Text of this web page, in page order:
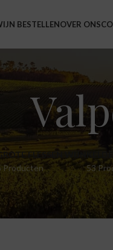
BESTELLENOVER ONS
FLESSEN WIJN
Producten
53